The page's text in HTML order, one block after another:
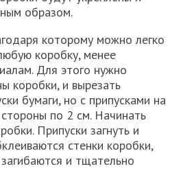
образом.
которому можно легко
коробку, менее
Для этого нужно
коробки, и вырезать
бумаги, но с припусками на
по 2 см. Начинать
Припуски загнуть и
стенки коробки,
и тщательно